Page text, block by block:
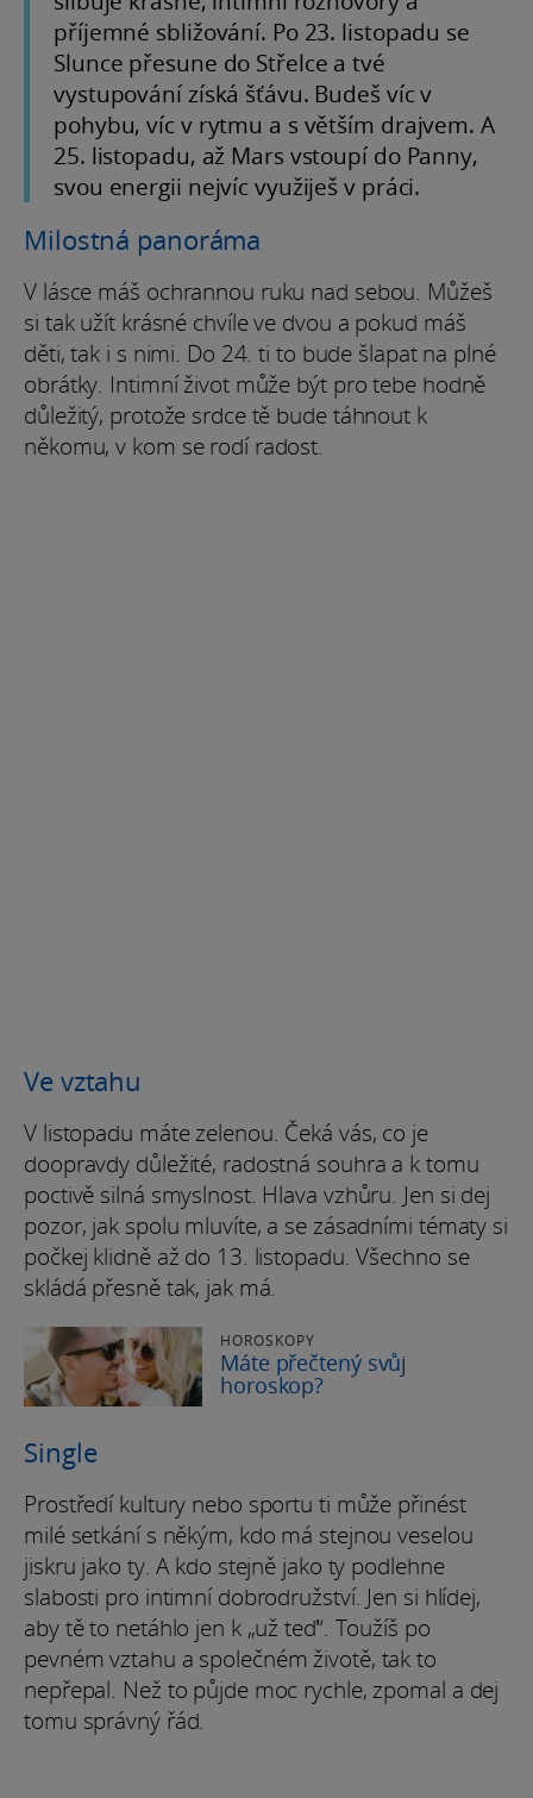
příjemné sbližování. Po 23. listopadu se
Slunce přesune do Střelce a tvé
vystupování získá šťávu. Budeš víc v
pohybu, víc v rytmu a s větším drajvem. A
25. listopadu, až Mars vstoupí do Panny,
svou energii nejvíc využiješ v práci.
Milostná panoráma
V lásce máš ochrannou ruku nad sebou. Můžeš
si tak užít krásné chvíle ve dvou a pokud máš
děti, tak i s nimi. Do 24. ti to bude šlapat na plné
obrátky. Intimní život může být pro tebe hodně
důležitý, protože srdce tě bude táhnout k
někomu, v kom se rodí radost.
Ve vztahu
V listopadu máte zelenou. Čeká vás, co je
doopravdy důležité, radostná souhra a k tomu
poctivě silná smyslnost. Hlava vzhůru. Jen si dej
pozor, jak spolu mluvíte, a se zásadními tématy si
počkej klidně až do 13. listopadu. Všechno se
skládá přesně tak, jak má.
HOROSKOPY
Máte přečtený svůj
horoskop?
Single
Prostředí kultury nebo sportu ti může přinést
milé setkání s někým, kdo má stejnou veselou
jiskru jako ty. A kdo stejně jako ty podlehne
slabosti pro intimní dobrodružství. Jen si hlídej,
aby tě to netáhlo jen k „už teď“. Toužíš po
pevném vztahu a společném životě, tak to
nepřepal. Než to půjde moc rychle, zpomal a dej
tomu správný řád.